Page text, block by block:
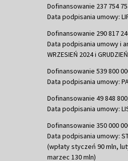
Dofinansowanie 237 754
Data podpisania umowy:
Dofinansowanie 290 817
Data podpisania umowy i
WRZESIEŃ 2024 i
Dofinansowanie 539 800
Data podpisania umowy:
Dofinansowanie 49 848
Data podpisania umowy:
Dofinansowanie 350 000
Data podpisania umowy:
(wpłaty styczeń 90 mln,
marzec 130 mln)